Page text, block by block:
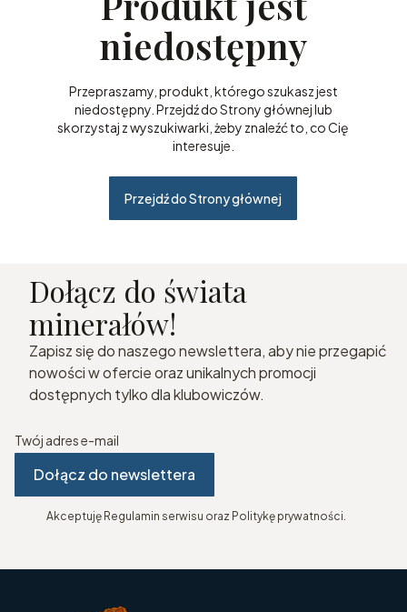
niedostępny
Przepraszamy, produkt, którego szukasz jest
niedostępny. Przejdź do Strony głównej lub
skorzystaj z wyszukiwarki, żeby znaleźć to, co Cię
interesuje.
Przejdź do Strony głównej
Dołącz do świata
minerałów!
Zapisz się do naszego newslettera, aby nie przegapić
nowości w ofercie oraz unikalnych promocji
dostępnych tylko dla klubowiczów.
Twój adres e-mail
Dołącz do newslettera
Akceptuję Regulamin serwisu oraz Politykę prywatności.